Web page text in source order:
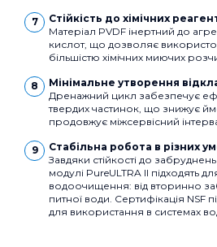
Стійкість до хімічних
Матеріал PVDF інертний до
кислот, що дозволяє
більшістю хімічних миючих
Мінімальне утворення
Дренажний цикл забезпечує
твердих частинок, що знижує
продовжує міжсервісний
Стабільна робота в різних
Завдяки стійкості до
модулі PureULTRA II підходять
водоочищення: від вторинно
питної води. Сертифікація NSF
для використання в системах